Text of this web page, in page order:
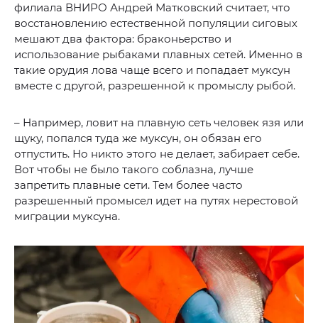
филиала ВНИРО Андрей Матковский считает, что
восстановлению естественной популяции сиговых
мешают два фактора: браконьерство и
использование рыбаками плавных сетей. Именно в
такие орудия лова чаще всего и попадает муксун
вместе с другой, разрешенной к промыслу рыбой.
– Например, ловит на плавную сеть человек язя или
щуку, попался туда же муксун, он обязан его
отпустить. Но никто этого не делает, забирает себе.
Вот чтобы не было такого соблазна, лучше
запретить плавные сети. Тем более часто
разрешенный промысел идет на путях нерестовой
миграции муксуна.